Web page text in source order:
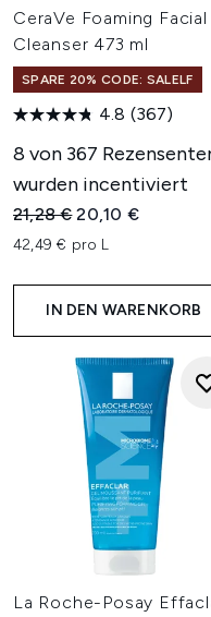
CeraVe Foaming Facial
Cleanser 473 ml
SPARE 20% CODE: SALELF
4.8 (367)
8 von 367
wurden incentiviert
Unverbindliche
21,28 €Aktueller Preis:
20,10 €
42,49 € pro L
IN DEN WARENKORB
La Roche-Posay